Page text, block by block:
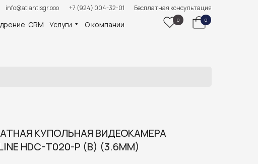
Бесплатная консультация
+7 (924) 004-32-01
info@atlantisgr.ooo
0
0
Услуги О компании
CRM
КУПОЛЬНАЯ ВИДЕОКАМЕРА
HDC-T020-P (B) (3.6MM)